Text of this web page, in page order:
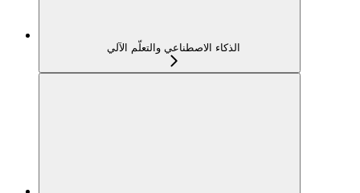
الذكاء الاصطناعي والتعلّم الآلي